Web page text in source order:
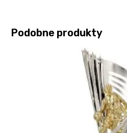
Podobne produkty